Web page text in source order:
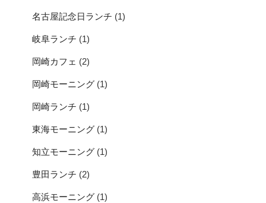
名古屋記念日ランチ (1)
岐阜ランチ (1)
岡崎カフェ (2)
岡崎モーニング (1)
岡崎ランチ (1)
東海モーニング (1)
知立モーニング (1)
豊田ランチ (2)
高浜モーニング (1)